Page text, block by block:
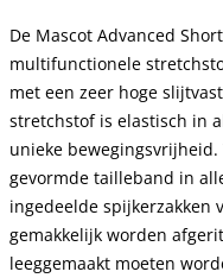
De Mascot Advanced
multifunctionele
met een zeer hoge
stretchstof is elastisch in
unieke
gevormde tailleband in
ingedeelde spijkerzakken
gemakkelijk worden
leeggemaakt moeten